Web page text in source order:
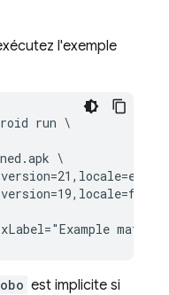
l'exemple
run \
\
est implicite si